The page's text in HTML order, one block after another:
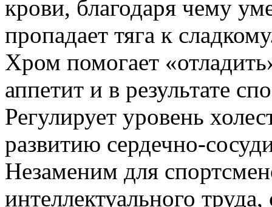
крови, благодаря чему
пропадает тяга к
Хром помогает
аппетит и в результате
Регулирует уровень
развитию сердечно-
Незаменим для
интеллектуального